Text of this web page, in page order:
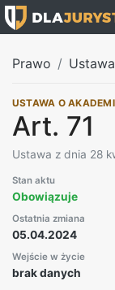
Prawo
USTAWA O
Art. 71
Ustawa z dnia 28
Stan aktu
Obowiązuje
Ostatnia zmiana
05.04.2024
Wejście w życie
brak danych